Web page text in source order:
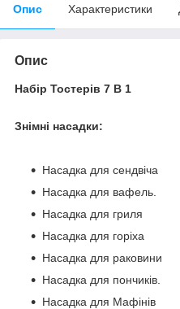
Опис Характеристики
Опис
Набір Тостерів 7 В 1
Знімні насадки:
Насадка для сендвіча
Насадка для вафель.
Насадка для гриля
Насадка для горіха
Насадка для раковини
Насадка для пончиків.
Насадка для Мафінів